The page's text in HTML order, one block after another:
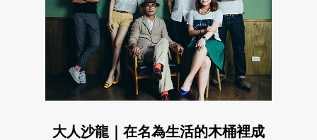
大人沙龍｜在名為生活的木桶裡成